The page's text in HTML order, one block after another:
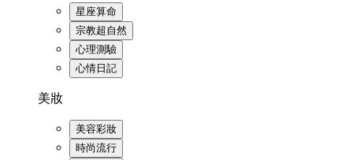
星座算命
宗教超自然
心理測驗
心情日記
美妝
美容彩妝
時尚流行